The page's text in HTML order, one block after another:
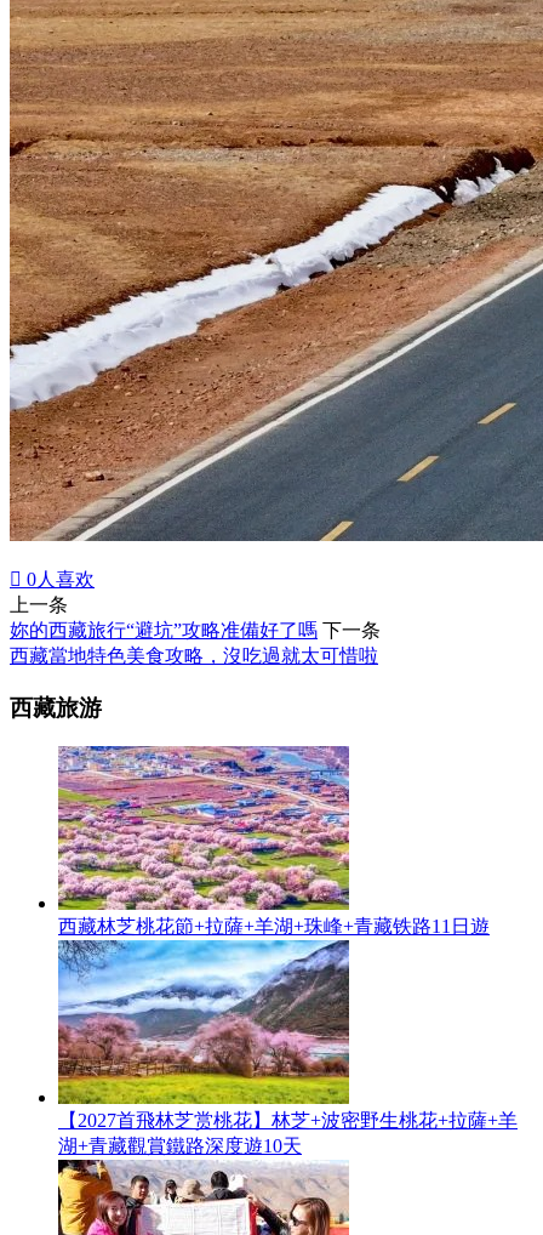
 0人喜欢
上一条
妳的西藏旅行“避坑”攻略准備好了嗎 下一条
西藏當地特色美食攻略，沒吃過就太可惜啦
西藏旅游
西藏林芝桃花節+拉薩+羊湖+珠峰+青藏铁路11日遊
【2027首飛林芝赏桃花】林芝+波密野生桃花+拉薩+羊
湖+青藏觀賞鐵路深度遊10天